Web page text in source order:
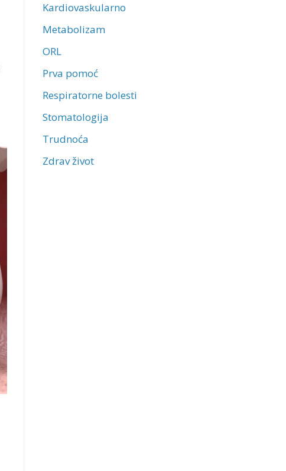
Kardiovaskularno
Metabolizam
ORL
Prva pomoć
Respiratorne bolesti
Stomatologija
Trudnoća
Zdrav život